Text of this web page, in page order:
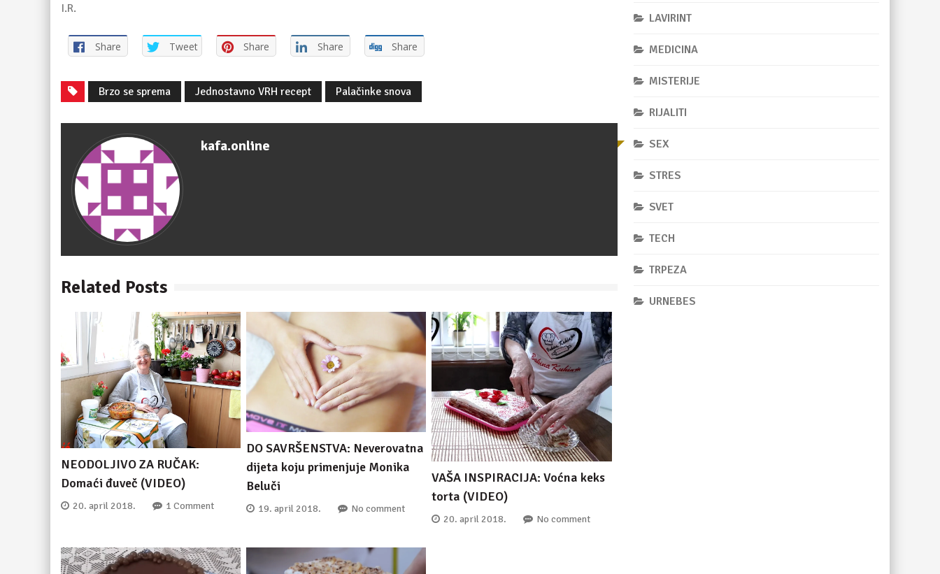
I.R.
Share Tweet Share Share Share
Brzo se sprema Jednostavno VRH recept Palačinke snova
kafa.online
Related Posts
NEODOLJIVO ZA RUČAK:
Domaći đuveč (VIDEO)
20. april 2018. 1 Comment
DO SAVRŠENSTVA: Neverovatna
dijeta koju primenjuje Monika
Beluči
19. april 2018. No comment
VAŠA INSPIRACIJA: Voćna keks
torta (VIDEO)
20. april 2018. No comment
LAVIRINT
MEDICINA
MISTERIJE
RIJALITI
SEX
STRES
SVET
TECH
TRPEZA
URNEBES